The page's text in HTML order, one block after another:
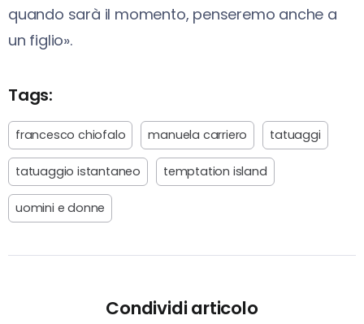
quando sarà il momento, penseremo anche a
un figlio».
Tags:
francesco chiofalo manuela carriero tatuaggi
tatuaggio istantaneo temptation island
uomini e donne
Condividi articolo